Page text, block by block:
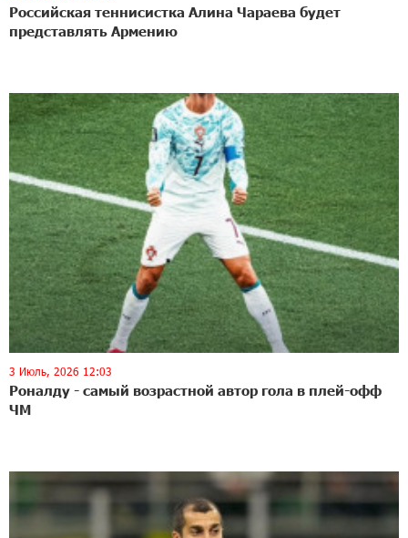
Российская теннисистка Алина Чараева будет
представлять Армению
3 Июль, 2026 12:03
Роналду - самый возрастной автор гола в плей-офф
ЧМ